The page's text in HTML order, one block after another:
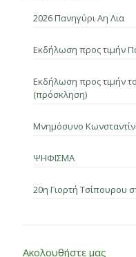
2026 Πανηγύρι Αη Λια
Εκδήλωση προς τιμήν
Εκδήλωση προς τιμήν
(πρόσκληση)
Μνημόσυνο
ΨΗΦΙΣΜΑ
20η Γιορτή Τσίπουρου
Ακολουθήστε μας